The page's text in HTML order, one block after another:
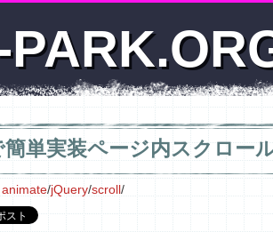
単実装ページ内スクロー
animate/jQuery/scroll/